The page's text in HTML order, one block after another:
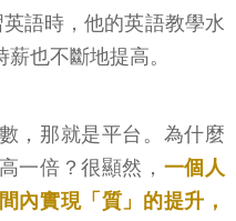
語時，他的英語教學水
也不斷地提高。
，那就是平台。為什麼
一倍？很顯然， 一個人
內實現「質」的提升，